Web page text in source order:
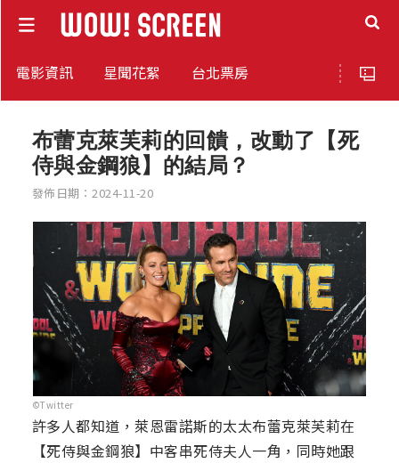
電影資訊 星聞花絮 台北票房
布蕾克萊芙莉的回饋，改動了【死
侍與金鋼狼】的結局？
發佈日期：2024-11-20
©Twitter
許多人都知道，萊恩雷諾斯的太太布蕾克萊芙莉在
【死侍與金鋼狼】中客串死侍夫人一角，同時她跟